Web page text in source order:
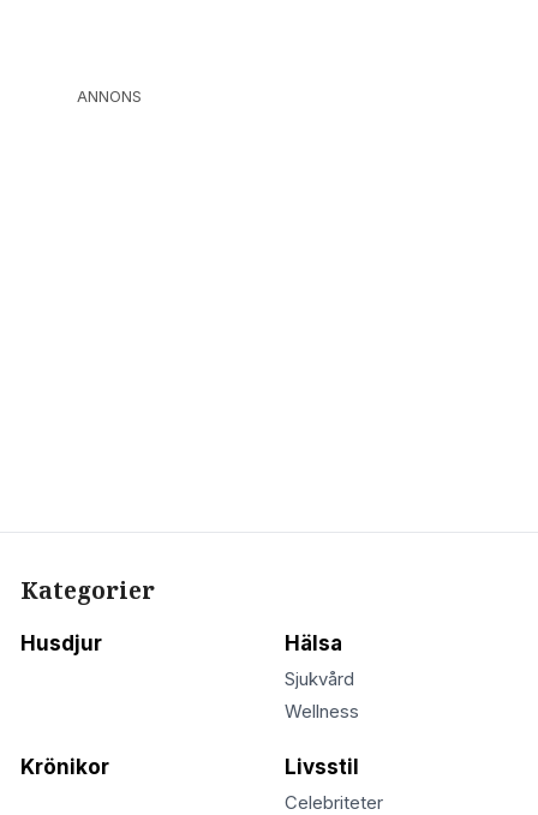
ANNONS
Kategorier
Husdjur Hälsa
Sjukvård
Wellness
Krönikor Livsstil
Celebriteter